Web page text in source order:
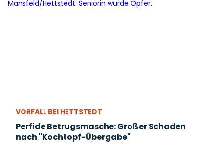
VORFALL BEI HETTSTEDT
Perfide Betrugsmasche: Großer Schaden
nach "Kochtopf-Übergabe"